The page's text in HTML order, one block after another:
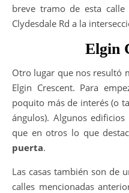
breve tramo de esta
Clydesdale Rd a la
Elgin
Otro lugar que nos resultó
Elgin Crescent. Para
poquito más de interés (o
ángulos). Algunos
que en otros lo que
puerta.
Las casas también son de
calles mencionadas